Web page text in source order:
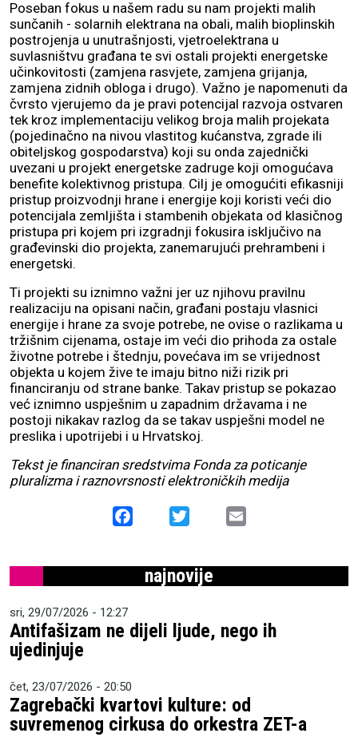
Poseban fokus u našem radu su nam projekti malih
sunčanih - solarnih elektrana na obali, malih bioplinskih
postrojenja u unutrašnjosti, vjetroelektrana u
suvlasništvu građana te svi ostali projekti energetske
učinkovitosti (zamjena rasvjete, zamjena grijanja,
zamjena zidnih obloga i drugo). Važno je napomenuti da
čvrsto vjerujemo da je pravi potencijal razvoja ostvaren
tek kroz implementaciju velikog broja malih projekata
(pojedinačno na nivou vlastitog kućanstva, zgrade ili
obiteljskog gospodarstva) koji su onda zajednički
uvezani u projekt energetske zadruge koji omogućava
benefite kolektivnog pristupa. Cilj je omogućiti efikasniji
pristup proizvodnji hrane i energije koji koristi veći dio
potencijala zemljišta i stambenih objekata od klasičnog
pristupa pri kojem pri izgradnji fokusira isključivo na
građevinski dio projekta, zanemarujući prehrambeni i
energetski.
Ti projekti su iznimno važni jer uz njihovu pravilnu
realizaciju na opisani način, građani postaju vlasnici
energije i hrane za svoje potrebe, ne ovise o razlikama u
tržišnim cijenama, ostaje im veći dio prihoda za ostale
životne potrebe i štednju, povećava im se vrijednost
objekta u kojem žive te imaju bitno niži rizik pri
financiranju od strane banke. Takav pristup se pokazao
već iznimno uspješnim u zapadnim državama i ne
postoji nikakav razlog da se takav uspješni model ne
preslika i upotrijebi i u Hrvatskoj.
Tekst je financiran sredstvima Fonda za poticanje
pluralizma i raznovrsnosti elektroničkih medija
Facebook
najnovije
sri, 29/07/2026 - 12:27
Antifašizam ne dijeli ljude, nego ih
ujedinjuje
čet, 23/07/2026 - 20:50
Zagrebački kvartovi kulture: od
suvremenog cirkusa do orkestra ZET-a